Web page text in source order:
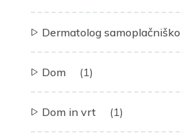
Dermatolog samoplačniško
Dom (1)
Dom in vrt (1)